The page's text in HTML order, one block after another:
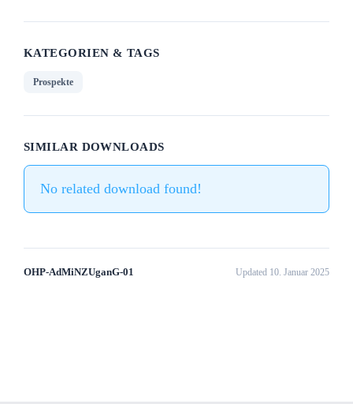
KATEGORIEN & TAGS
Prospekte
SIMILAR DOWNLOADS
No related download found!
OHP-AdMiNZUganG-01 Updated 10. Januar 2025